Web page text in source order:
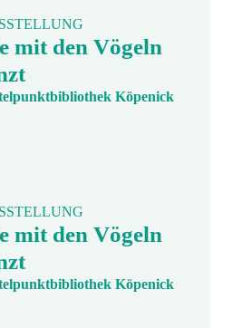
mit den Vögeln
Köpenick
mit den Vögeln
Köpenick